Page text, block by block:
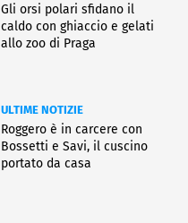
Gli orsi polari sfidano il
caldo con ghiaccio e gelati
allo zoo di Praga
ULTIME NOTIZIE
Roggero è in carcere con
Bossetti e Savi, il cuscino
portato da casa